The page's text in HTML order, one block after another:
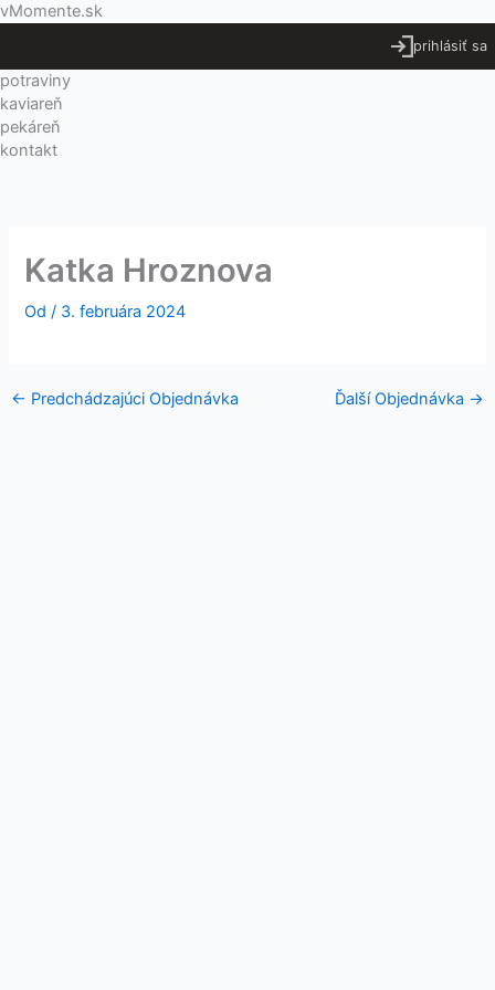
Preskočiť
vMomente.sk
prihlásiť sa
Menu
potraviny
kaviareň
pekáreň
kontakt
Katka Hroznova
Od / 3. februára 2024
← Predchádzajúci Objednávka Ďalší Objednávka →